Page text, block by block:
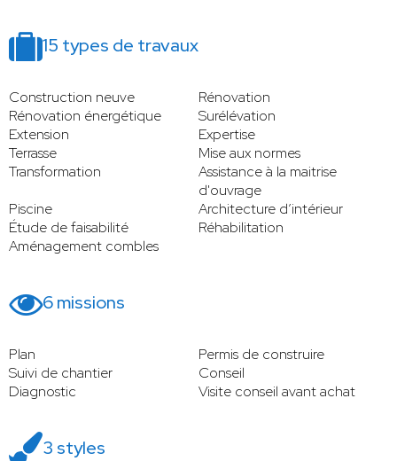
15 types de travaux
Construction neuve
Rénovation
Rénovation énergétique
Surélévation
Extension
Expertise
Terrasse
Mise aux normes
Transformation
Assistance à la maitrise
d'ouvrage
Piscine
Architecture d’intérieur
Étude de faisabilité
Réhabilitation
Aménagement combles
6 missions
Plan
Permis de construire
Suivi de chantier
Conseil
Diagnostic
Visite conseil avant achat
3 styles